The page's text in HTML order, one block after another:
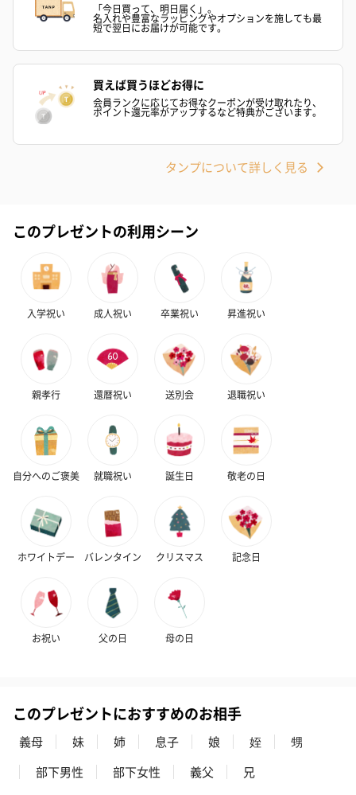
「今日買って、明日届く」。
名入れや豊富なラッピングやオプションを施しても最
短で翌日にお届けが可能です。
買えば買うほどお得に
会員ランクに応じてお得なクーポンが受け取れたり、
ポイント還元率がアップするなど特典がございます。
タンプについて詳しく見る
このプレゼントの利用シーン
入学祝い 成人祝い 卒業祝い 昇進祝い
親孝行 還暦祝い 送別会 退職祝い
自分へのご褒美 就職祝い 誕生日 敬老の日
ホワイトデー バレンタイン クリスマス 記念日
お祝い 父の日 母の日
このプレゼントにおすすめのお相手
義母 妹 姉 息子 娘 姪
甥
部下男性
部下女性 義父
兄